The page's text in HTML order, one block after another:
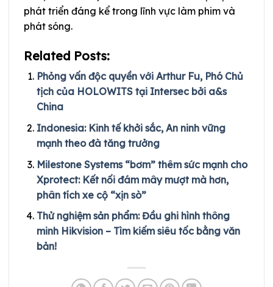
phát triển đáng kể trong lĩnh vực làm phim và
phát sóng.
Related Posts:
Phỏng vấn độc quyền với Arthur Fu, Phó Chủ
tịch của HOLOWITS tại Intersec bởi a&s
China
Indonesia: Kinh tế khởi sắc, An ninh vững
mạnh theo đà tăng trưởng
Milestone Systems “bơm” thêm sức mạnh cho
Xprotect: Kết nối đám mây mượt mà hơn,
phân tích xe cộ “xịn sò”
Thử nghiệm sản phẩm: Đầu ghi hình thông
minh Hikvision – Tìm kiếm siêu tốc bằng văn
bản!